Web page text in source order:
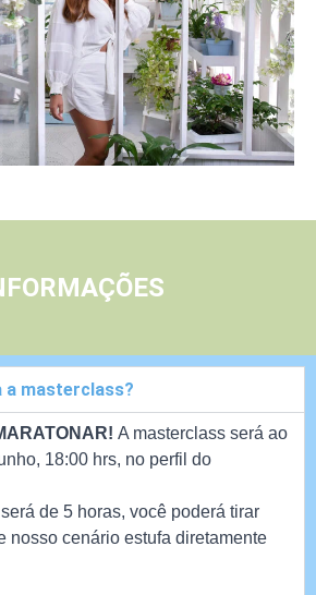
a masterclass?
A masterclass será ao
18:00 hrs, no perfil do
de 5 horas, você poderá tirar
nosso cenário estufa diretamente